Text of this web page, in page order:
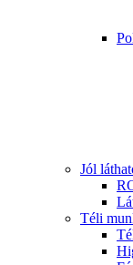
Jól
Téli